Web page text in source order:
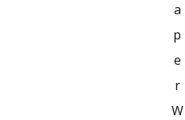
a
p
e
r
W